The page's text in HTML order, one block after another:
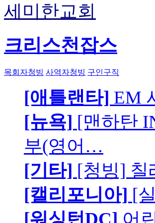
세미한교회
크리스천잡스
목회자청빙 사역자청빙 구인구직
[애틀랜타] EM
[뉴욕] [맨하탄
부(영어…
[기타] [청빙] 칠
[캘리포니아] [
[워싱턴DC] 어